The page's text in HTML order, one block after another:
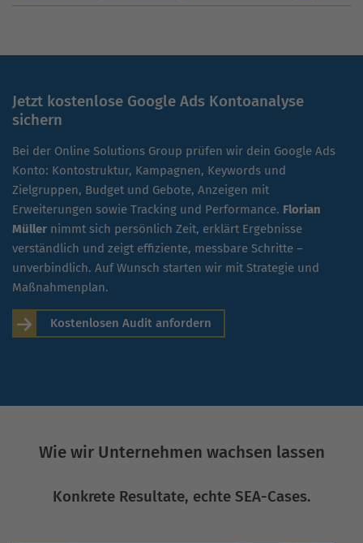
Jetzt kostenlose Google Ads Kontoanalyse
sichern
Bei der Online Solutions Group prüfen wir dein Google Ads
Konto: Kontostruktur, Kampagnen, Keywords und
Zielgruppen, Budget und Gebote, Anzeigen mit
Erweiterungen sowie Tracking und Performance. Florian
Müller nimmt sich persönlich Zeit, erklärt Ergebnisse
verständlich und zeigt effiziente, messbare Schritte –
unverbindlich. Auf Wunsch starten wir mit Strategie und
Maßnahmenplan.
Kostenlosen Audit anfordern
Wie wir Unternehmen wachsen lassen
Konkrete Resultate, echte SEA-Cases.